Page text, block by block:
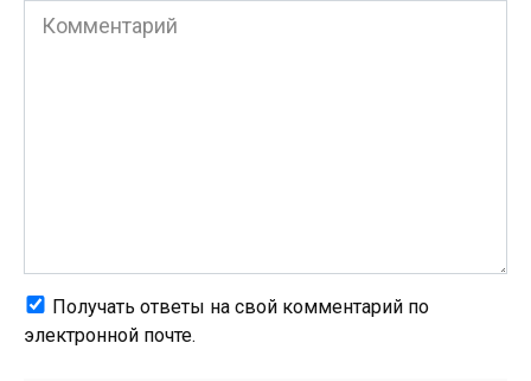
Комментарий
Получать ответы на свой комментарий по
электронной почте.